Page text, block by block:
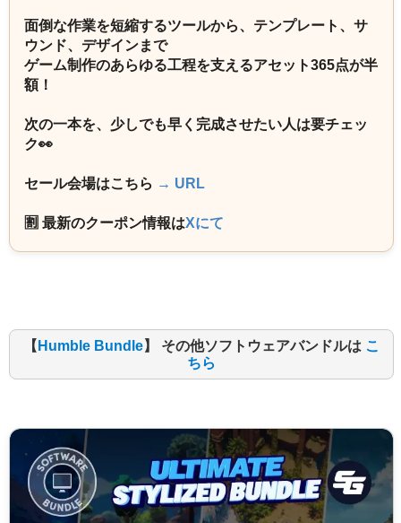
面倒な作業を短縮するツールから、テンプレート、サ
ウンド、デザインまで
ゲーム制作のあらゆる工程を支えるアセット365点が半
額！
次の一本を、少しでも早く完成させたい人は要チェッ
ク👀
セール会場はこちら → URL
🈹 最新のクーポン情報はXにて
【 Humble Bundle】 その他ソフトウェアバンドルは こ
ちら